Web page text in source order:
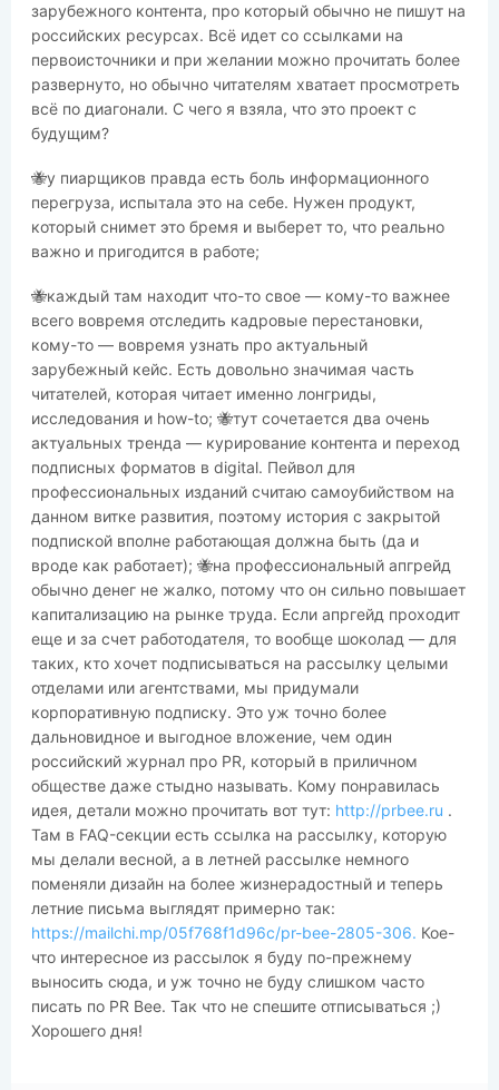
зарубежного контента, про который обычно не пишут на
российских ресурсах. Всё идет со ссылками на
первоисточники и при желании можно прочитать более
развернуто, но обычно читателям хватает просмотреть
всё по диагонали. С чего я взяла, что это проект с
будущим?
🐝у пиарщиков правда есть боль информационного
перегруза, испытала это на себе. Нужен продукт,
который снимет это бремя и выберет то, что реально
важно и пригодится в работе;
🐝каждый там находит что-то свое — кому-то важнее
всего вовремя отследить кадровые перестановки,
кому-то — вовремя узнать про актуальный
зарубежный кейс. Есть довольно значимая часть
читателей, которая читает именно лонгриды,
исследования и how-to; 🐝тут сочетается два очень
актуальных тренда — курирование контента и переход
подписных форматов в digital. Пейвол для
профессиональных изданий считаю самоубийством на
данном витке развития, поэтому история с закрытой
подпиской вполне работающая должна быть (да и
вроде как работает); 🐝на профессиональный апгрейд
обычно денег не жалко, потому что он сильно повышает
капитализацию на рынке труда. Если апргейд проходит
еще и за счет работодателя, то вообще шоколад — для
таких, кто хочет подписываться на рассылку целыми
отделами или агентствами, мы придумали
корпоративную подписку. Это уж точно более
дальновидное и выгодное вложение, чем один
российский журнал про PR, который в приличном
обществе даже стыдно называть. Кому понравилась
идея, детали можно прочитать вот тут: http://prbee.ru .
Там в FAQ-секции есть ссылка на рассылку, которую
мы делали весной, а в летней рассылке немного
поменяли дизайн на более жизнерадостный и теперь
летние письма выглядят примерно так:
https://mailchi.mp/05f768f1d96c/pr-bee-2805-306. Кое-
что интересное из рассылок я буду по-прежнему
выносить сюда, и уж точно не буду слишком часто
писать по PR Bee. Так что не спешите отписываться ;)
Хорошего дня!